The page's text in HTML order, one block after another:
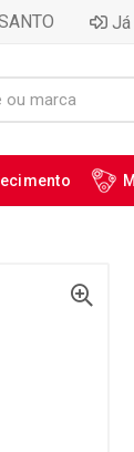
Já